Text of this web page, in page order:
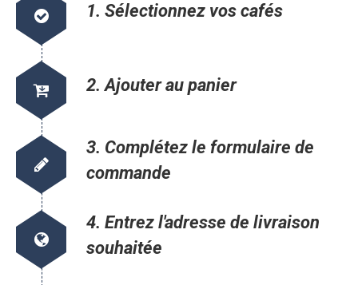
1. Sélectionnez vos cafés
2. Ajouter au panier
3. Complétez le formulaire de
commande
4. Entrez l'adresse de livraison
souhaitée